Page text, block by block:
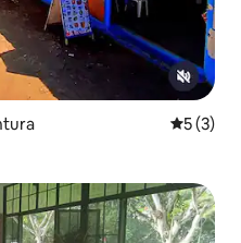
5 (3)